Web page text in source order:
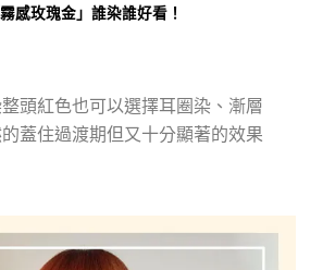
霧感玫瑰金」誰染誰好看！
頭紅色也可以選擇耳圈染、漸層
蓋住過渡期但又十分顯著的效果